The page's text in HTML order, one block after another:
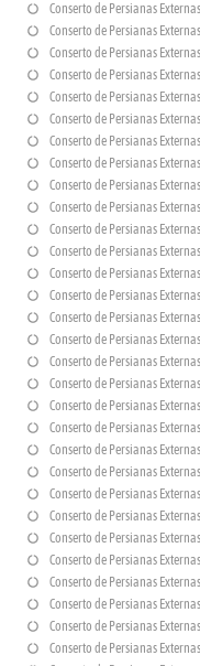
Conserto de Persianas
Conserto de Persianas
Conserto de Persianas
Conserto de Persianas
Conserto de Persianas
Conserto de Persianas
Conserto de Persianas
Conserto de Persianas
Conserto de Persianas
Conserto de Persianas
Conserto de Persianas
Conserto de Persianas
Conserto de Persianas
Conserto de Persianas
Conserto de Persianas
Conserto de Persianas
Conserto de Persianas
Conserto de Persianas
Conserto de Persianas
Conserto de Persianas
Conserto de Persianas
Conserto de Persianas
Conserto de Persianas
Conserto de Persianas
Conserto de Persianas
Conserto de Persianas
Conserto de Persianas
Conserto de Persianas
Conserto de Persianas
Conserto de Persianas